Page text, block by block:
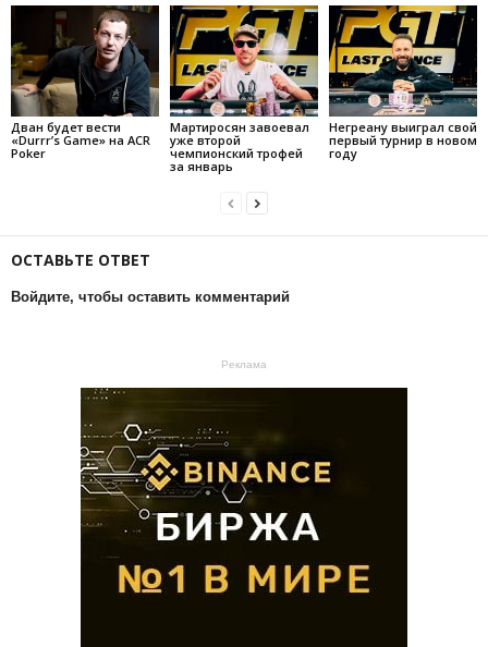
Дван будет вести
«Durrr’s Game» на ACR
Poker
Мартиросян завоевал
уже второй
чемпионский трофей
за январь
Негреану выиграл свой
первый турнир в новом
году
ОСТАВЬТЕ ОТВЕТ
Войдите, чтобы оставить комментарий
Реклама